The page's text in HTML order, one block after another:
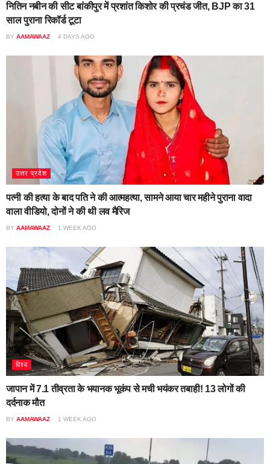
नितिन नबीन की सीट बांकीपुर में प्रशांत किशोर की प्रचंड जीत, BJP का 31
साल पुराना रिकॉर्ड टूटा
BY AAMAWAAZ 4 DAYS AGO
उत्तर प्रदेश
पत्नी की हत्या के बाद पति ने की आत्महत्या, सामने आया चार महीने पुराना वादा
वाला वीडियो, दोनों ने की थी लव मैरिज
BY AAMAWAAZ 1 WEEK AGO
विश्व
जापान में 7.1 तीव्रता के भयानक भूकंप से मची भयंकर तबाही! 13 लोगों की
दर्दनाक मौत
BY AAMAWAAZ 1 WEEK AGO